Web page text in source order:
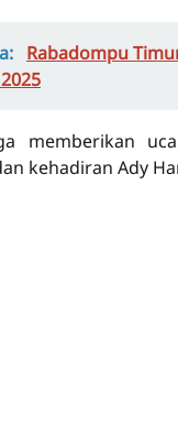
Rabadompu
memberikan
kehadiran Ady